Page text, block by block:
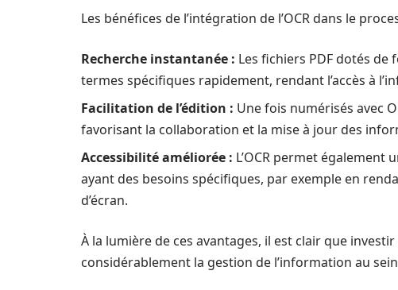
Les bénéfices de l’intégration de l’OCR dans le
Recherche instantanée : Les fichiers PDF dotés
termes spécifiques rapidement, rendant l’accès à
Facilitation de l’édition : Une fois numérisés avec
favorisant la collaboration et la mise à jour des
Accessibilité améliorée : L’OCR permet également
ayant des besoins spécifiques, par exemple en
d’écran.
À la lumière de ces avantages, il est clair que
considérablement la gestion de l’information au